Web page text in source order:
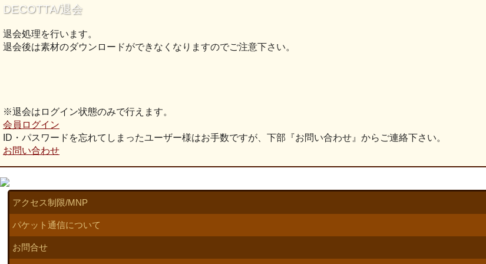
DECOTTA/退会
退会処理を行います。
退会後は素材のダウンロードができなくなりますのでご注意下さい。
※退会はログイン状態のみで行えます。
会員ログイン
ID・パスワードを忘れてしまったユーザー様はお手数ですが、下部『お問い合わせ』からご連絡下さい。
お問い合わせ
アクセス制限/MNP
パケット通信について
お問合せ